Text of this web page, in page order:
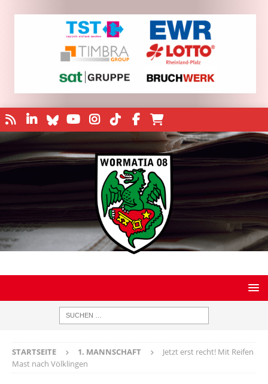
STARTSEITE 1. MANNSCHAFT
Jetzt erst recht! Mit Reifen
Mast nach Völklingen